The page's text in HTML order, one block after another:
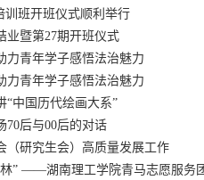
训班开班仪式顺利举行
业暨第27期开班仪式
力青年学子感悟法治魅力
力青年学子感悟法治魅力
“中国历代绘画大系”
后与00后的对话
（研究生会）高质量发展工作
” ——湖南理工学院青马志愿服务